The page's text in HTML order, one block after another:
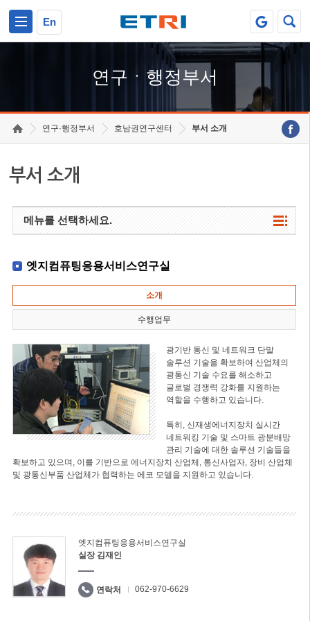
En
연구ㆍ행정부서
연구·행정부서 호남권연구센터 부서 소개
부서 소개
메뉴를 선택하세요.
엣지컴퓨팅응용서비스연구실
소개
수행업무
광기반 통신 및 네트워크 단말
솔루션 기술을 확보하여 산업체의
광통신 기술 수요를 해소하고
글로벌 경쟁력 강화를 지원하는
역할을 수행하고 있습니다.
특히, 신재생에너지장치 실시간
네트워킹 기술 및 스마트 광분배망
관리 기술에 대한 솔루션 기술들을
확보하고 있으며, 이를 기반으로 에너지장치 산업체, 통신사업자, 장비 산업체
및 광통신부품 산업체가 협력하는 에코 모델을 지원하고 있습니다.
엣지컴퓨팅응용서비스연구실
실장 김재인
연락처 062-970-6629